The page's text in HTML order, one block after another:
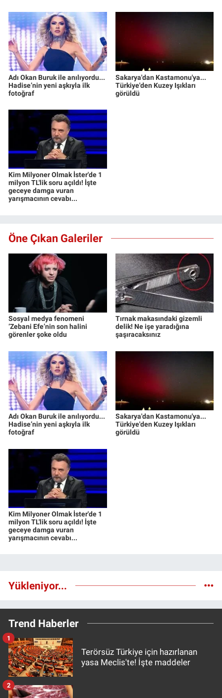
Adı Okan Buruk ile anılıyordu...
Hadise’nin yeni aşkıyla ilk
fotoğraf
Sakarya'dan Kastamonu'ya...
Türkiye'den Kuzey Işıkları
görüldü
Kim Milyoner Olmak İster'de 1
milyon TL'lik soru açıldı! İşte
geceye damga vuran
yarışmacının cevabı...
Öne Çıkan Galeriler
Sosyal medya fenomeni
‘Zebani Efe’nin son halini
görenler şoke oldu
Tırnak makasındaki gizemli
delik! Ne işe yaradığına
şaşıracaksınız
Adı Okan Buruk ile anılıyordu...
Hadise’nin yeni aşkıyla ilk
fotoğraf
Sakarya'dan Kastamonu'ya...
Türkiye'den Kuzey Işıkları
görüldü
Kim Milyoner Olmak İster'de 1
milyon TL'lik soru açıldı! İşte
geceye damga vuran
yarışmacının cevabı...
Yükleniyor...
Trend Haberler
Terörsüz Türkiye için hazırlanan
yasa Meclis'te! İşte maddeler
1
2